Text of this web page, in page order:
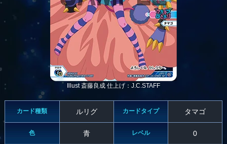
Illust 斎藤良成 仕上げ：J.C.STAFF
カード種類 ルリグ カードタイプ タマゴ
色 青 レベル 0